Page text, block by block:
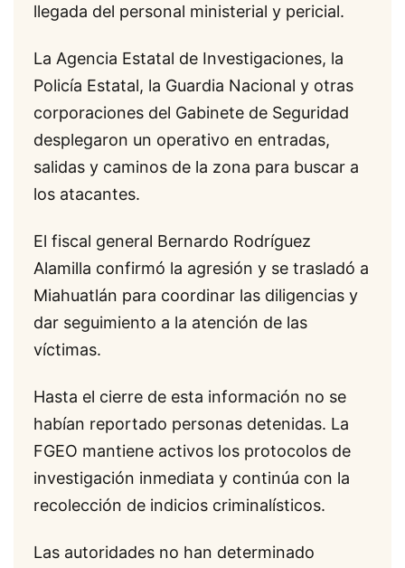
llegada del personal ministerial y pericial.
La Agencia Estatal de Investigaciones, la
Policía Estatal, la Guardia Nacional y otras
corporaciones del Gabinete de Seguridad
desplegaron un operativo en entradas,
salidas y caminos de la zona para buscar a
los atacantes.
El fiscal general Bernardo Rodríguez
Alamilla confirmó la agresión y se trasladó a
Miahuatlán para coordinar las diligencias y
dar seguimiento a la atención de las
víctimas.
Hasta el cierre de esta información no se
habían reportado personas detenidas. La
FGEO mantiene activos los protocolos de
investigación inmediata y continúa con la
recolección de indicios criminalísticos.
Las autoridades no han determinado